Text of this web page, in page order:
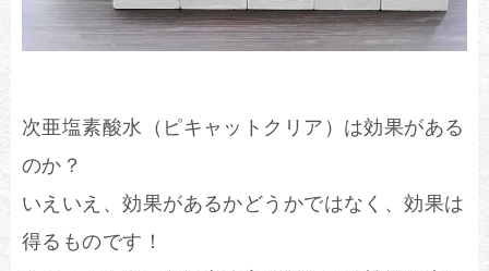
次亜塩素酸水（ピキャットクリア）は効果がある
のか？
いえいえ、効果があるかどうかではなく、効果は
得るものです！